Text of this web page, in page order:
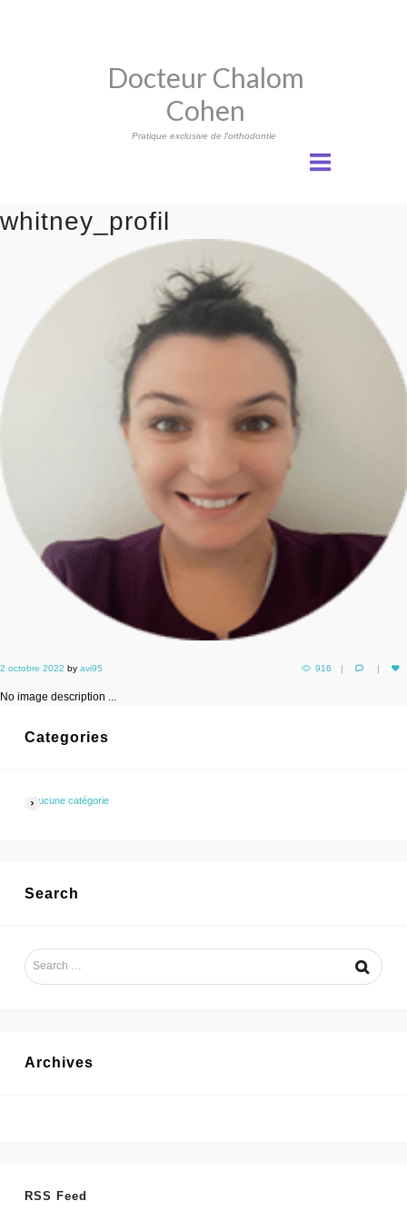
Docteur Chalom
Cohen
Pratique exclusive de l'orthodontie
whitney_profil
2 octobre 2022 by avi95 916
No image description ...
Categories
Aucune catégorie
Search
Archives
RSS Feed